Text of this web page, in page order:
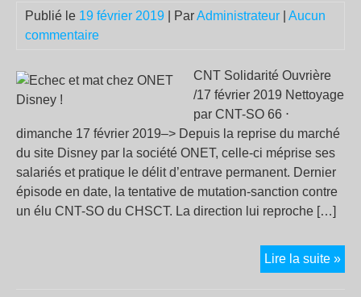
Publié le 19 février 2019 | ParAdministrateur
Aucun
commentaire
CNT Solidarité Ouvrière
/17 février 2019 Nettoyage
par CNT-SO 66 ⋅
dimanche 17 février 2019–> Depuis la reprise du marché
du site Disney par la société ONET, celle-ci méprise ses
salariés et pratique le délit d’entrave permanent. Dernier
épisode en date, la tentative de mutation-sanction contre
un élu CNT-SO du CHSCT. La direction lui reproche […]
Lire la suite »
et